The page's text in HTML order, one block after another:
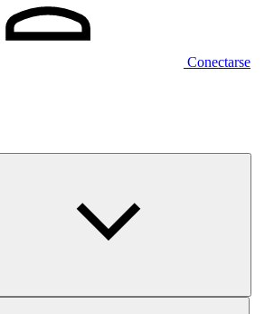
Conectarse